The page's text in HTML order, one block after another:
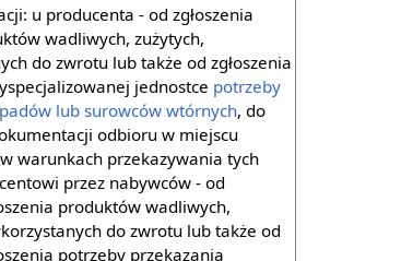
u producenta - od zgłoszenia
wadliwych, zużytych,
do zwrotu lub także od zgłoszenia
jednostce potrzeby
lub surowców wtórnych, do
odbioru w miejscu
warunkach przekazywania tych
przez nabywców - od
produktów wadliwych,
do zwrotu lub także od
potrzeby przekazania